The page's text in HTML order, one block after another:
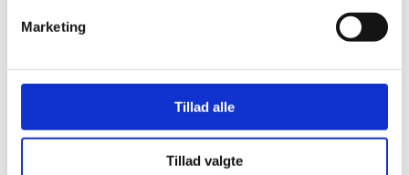
Marketing
Tillad alle
Tillad valgte
✅ Forhindrer sotavleiringer og reduserer
ESP-10 reduserer oppbyggingen av tjære og sot, noe
som minsker risikoen for pipebrann.
✅ Forbedrer varmeutnyttelsen og fyringsøkonomien
Renere forbrenning gir bedre varmeeffekt og lavere